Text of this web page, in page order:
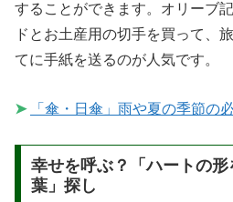
することができます。オリーブ
ドとお土産用の切手を買って、
てに手紙を送るのが人気です。
➤ 「傘・日傘」雨や夏の季節の
幸せを呼ぶ？「ハートの
葉」探し